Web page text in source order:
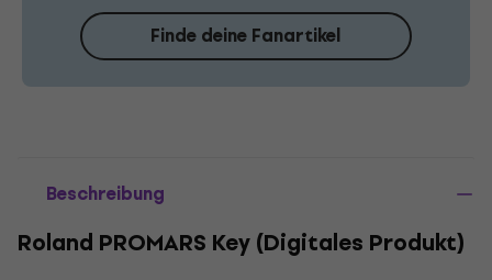
Finde deine Fanartikel
Beschreibung
Roland PROMARS Key (Digitales Produkt)